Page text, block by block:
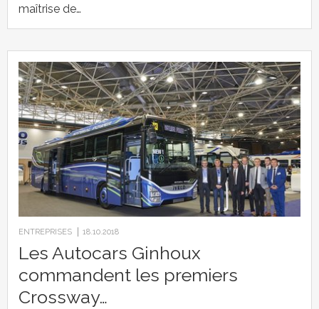
maîtrise de…
ENTREPRISES 18.10.2018
Les Autocars Ginhoux
commandent les premiers
Crossway…